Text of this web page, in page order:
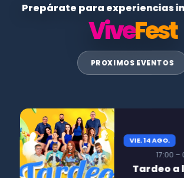
Prepárate para experiencias
ViveFest
PROXIMOS EVENTOS
VIE. 14 AGO.
17:00 –
Tardeo a